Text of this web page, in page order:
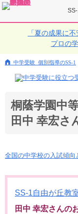
「夏の成果に
プロの
中学受験 個別指導のSS-1
桐蔭学園中
田中 幸宏さ
全国の中学校の入試傾向
SS-1自由が丘教
田中 幸宏さんの